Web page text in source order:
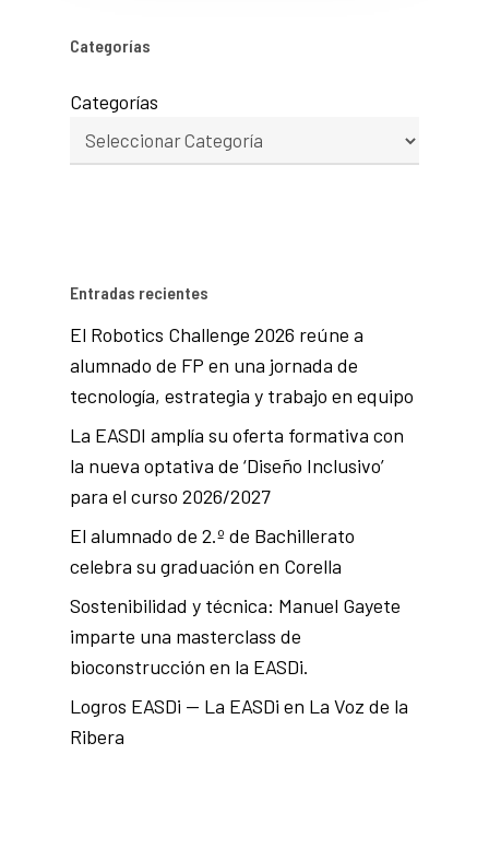
Categorías
Categorías
Entradas recientes
El Robotics Challenge 2026 reúne a
alumnado de FP en una jornada de
tecnología, estrategia y trabajo en equipo
La EASDI amplía su oferta formativa con
la nueva optativa de ‘Diseño Inclusivo’
para el curso 2026/2027
El alumnado de 2.º de Bachillerato
celebra su graduación en Corella
Sostenibilidad y técnica: Manuel Gayete
imparte una masterclass de
bioconstrucción en la EASDi.
Logros EASDi — La EASDi en La Voz de la
Ribera